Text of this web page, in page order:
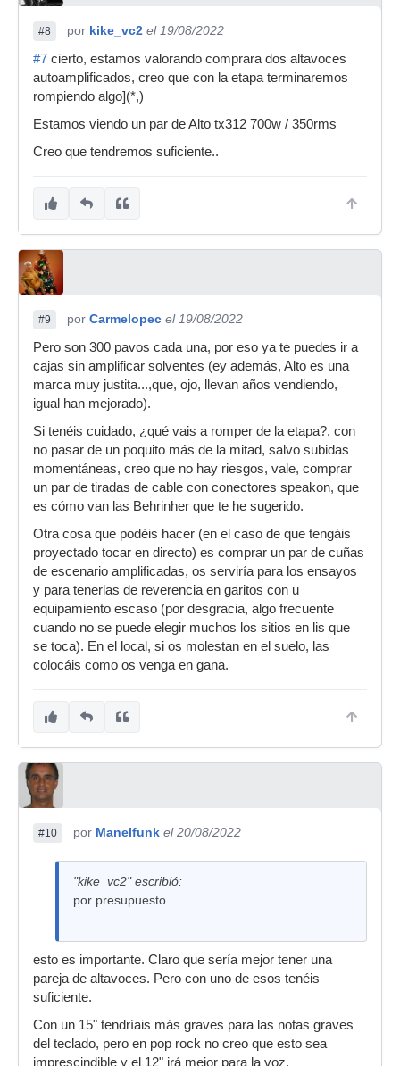
#8 por kike_vc2 el 19/08/2022
#7 cierto, estamos valorando comprara dos altavoces
autoamplificados, creo que con la etapa terminaremos
rompiendo algo](*,)
Estamos viendo un par de Alto tx312 700w / 350rms
Creo que tendremos suficiente..
#9 por Carmelopec el 19/08/2022
Pero son 300 pavos cada una, por eso ya te puedes ir a
cajas sin amplificar solventes (ey además, Alto es una
marca muy justita...,que, ojo, llevan años vendiendo,
igual han mejorado).
Si tenéis cuidado, ¿qué vais a romper de la etapa?, con
no pasar de un poquito más de la mitad, salvo subidas
momentáneas, creo que no hay riesgos, vale, comprar
un par de tiradas de cable con conectores speakon, que
es cómo van las Behrinher que te he sugerido.
Otra cosa que podéis hacer (en el caso de que tengáis
proyectado tocar en directo) es comprar un par de cuñas
de escenario amplificadas, os serviría para los ensayos
y para tenerlas de reverencia en garitos con u
equipamiento escaso (por desgracia, algo frecuente
cuando no se puede elegir muchos los sitios en lis que
se toca). En el local, si os molestan en el suelo, las
colocáis como os venga en gana.
#10 por Manelfunk el 20/08/2022
"kike_vc2" escribió:
por presupuesto
esto es importante. Claro que sería mejor tener una
pareja de altavoces. Pero con uno de esos tenéis
suficiente.
Con un 15" tendríais más graves para las notas graves
del teclado, pero en pop rock no creo que esto sea
imprescindible y el 12" irá mejor para la voz.